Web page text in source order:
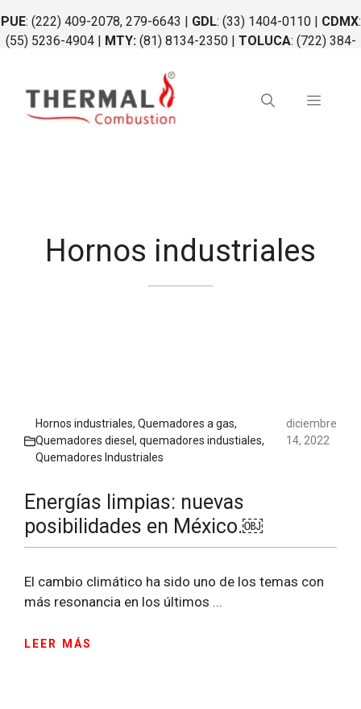
al
contenido
PUE: (222) 409-2078, 279-6643 | GDL: (33) 1404-0110 | CDMX:
(55) 5236-4904 | MTY:(81) 8134-2350 | TOLUCA: (722) 384-
Menú
Hornos industriales
Hornos industriales, Quemadores a gas,
Quemadores diesel , quemadores industiales,
Quemadores Industriales
diciembre
14, 2022
Energías limpias: nuevas
posibilidades en México.￼
El cambio climático ha sido uno de los temas con
más resonancia en los últimos ...
LEER MÁS